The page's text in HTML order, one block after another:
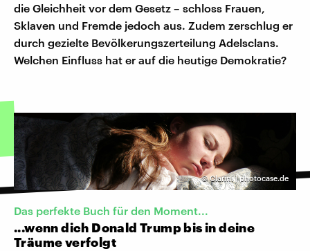
die Gleichheit vor dem Gesetz – schloss Frauen,
Sklaven und Fremde jedoch aus. Zudem zerschlug er
durch gezielte Bevölkerungszerteilung Adelsclans.
Welchen Einfluss hat er auf die heutige Demokratie?
©Clarini | photocase.de
Das perfekte Buch für den Moment...
...wenn dich Donald Trump bis in deine
Träume verfolgt